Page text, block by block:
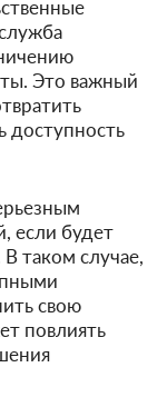
Это важный
доступность
если будет
таком случае,
свою
повлиять